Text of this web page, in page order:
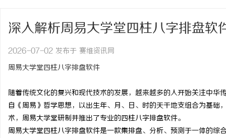
深入解析周易大学堂四柱八字排盘软
2026-07-02 发布于 赛维资讯网
周易大学堂四柱八字排盘软件
随着传统文化的复兴和现代技术的发展，越来越多的人开始关注中
自《周易》哲学思想，以出生年、月、日、时的天干地支组合为基
术，周易大学堂研制并推出了专业的四柱八字排盘软件。
周易大学堂四柱八字排盘软件是一款集排盘、分析、预测于一体的